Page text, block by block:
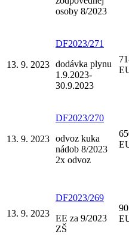
osoby 8/2023
13. 9. 2023
DF2023/271
dodávka plynu
1.9.2023-
30.9.2023
13. 9. 2023
DF2023/270
odvoz kuka
nádob 8/2023
2x odvoz
13. 9. 2023
DF2023/269
EE za 9/2023
ZŠ